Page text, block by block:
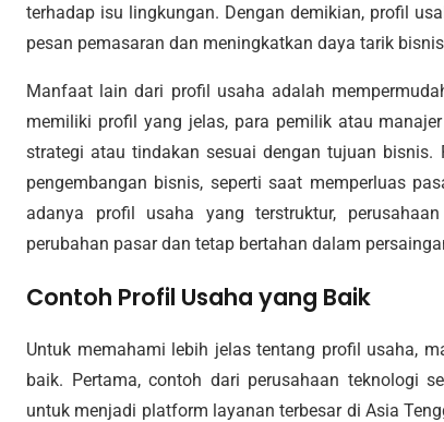
terhadap isu lingkungan. Dengan demikian, profil
pesan pemasaran dan meningkatkan daya tarik
Manfaat lain dari profil usaha adalah
memiliki profil yang jelas, para pemilik atau
strategi atau tindakan sesuai dengan tujuan
pengembangan bisnis, seperti saat memperluas
adanya profil usaha yang terstruktur,
perubahan pasar dan tetap bertahan dalam
Contoh Profil Usaha yang Baik
Untuk memahami lebih jelas tentang profil usaha,
baik. Pertama, contoh dari perusahaan teknologi
untuk menjadi platform layanan terbesar di Asia